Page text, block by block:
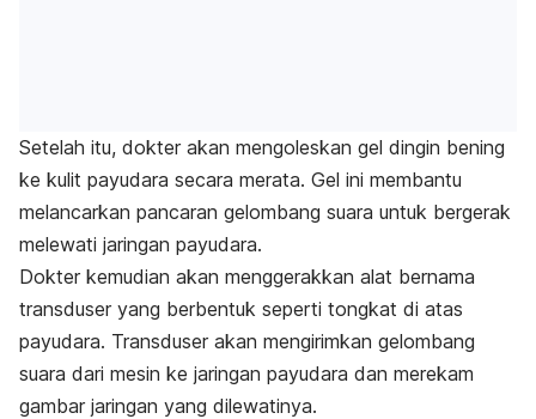
Setelah itu, dokter akan mengoleskan gel dingin bening
ke kulit payudara secara merata. Gel ini membantu
melancarkan pancaran gelombang suara untuk bergerak
melewati jaringan payudara.
Dokter kemudian akan menggerakkan alat bernama
transduser yang berbentuk seperti tongkat di atas
payudara. Transduser akan mengirimkan gelombang
suara dari mesin ke jaringan payudara dan merekam
gambar jaringan yang dilewatinya.